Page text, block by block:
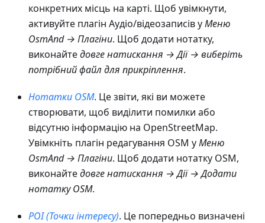
конкретних місць на карті. Щоб увімкнути,
активуйте плагін Аудіо/відеозаписів уМеню
OsmAnd → Плагіни. Щоб додати нотатку,
виконайтедовге натискання → Дії → виберіть
потрібний файл для прикріплення.
Нотатки OSM. Це звіти, які ви можете
створювати, щоб виділити помилки або
відсутню інформацію на OpenStreetMap.
Увімкніть плагін редагування OSM уМеню
OsmAnd → Плагіни. Щоб додати нотатку OSM,
виконайтедовге натискання → Дії → Додати
нотатку OSM.
POI (Точки інтересу). Це попередньо визначені